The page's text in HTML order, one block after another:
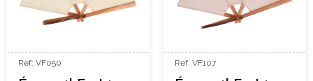
Ref: VF050 Ref: VF107